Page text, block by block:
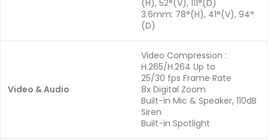
(H), 52°(V), 111°(D)
3.6mm: 78°(H), 41°(V), 94°
(D)
Video & Audio
Video Compression :
H.265/H.264 Up to
25/30 fps Frame Rate
8x Digital Zoom
Built-in Mic & Speaker, 110dB
Siren
Built-in Spotlight